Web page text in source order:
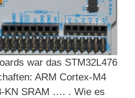
war das STM32L476
ARM Cortex-M4
KN SRAM …. . Wie es